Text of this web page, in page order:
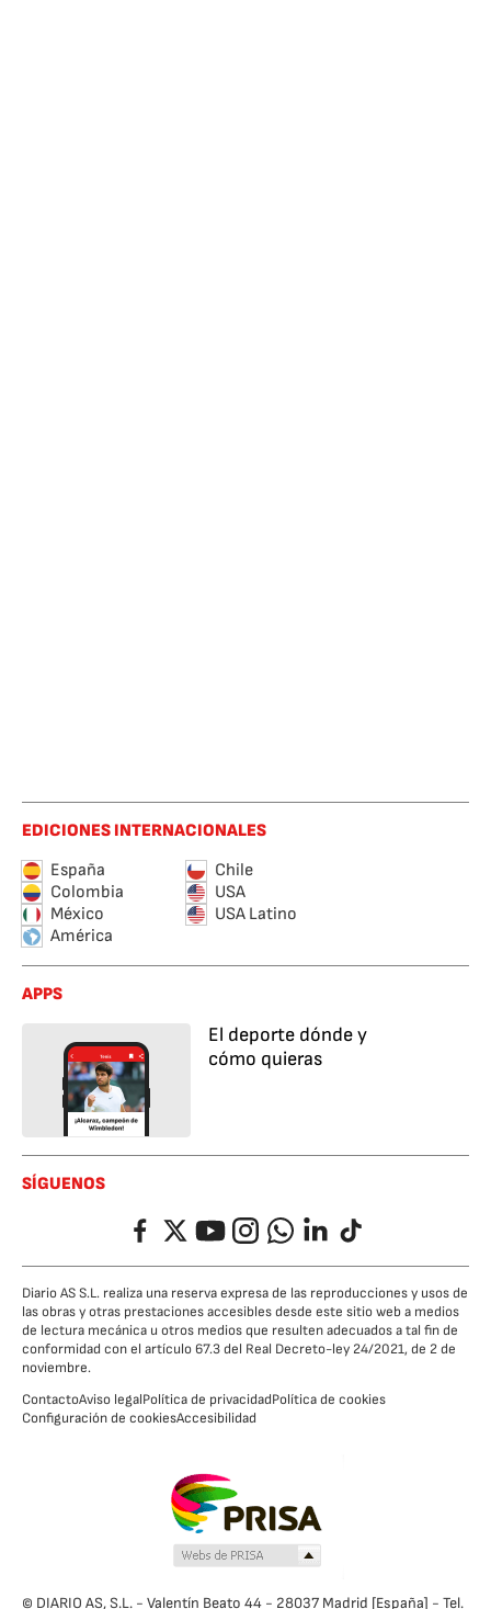
EDICIONES INTERNACIONALES
España
Chile
Colombia
USA
México
USA Latino
América
APPS
El deporte dónde y
cómo quieras
SÍGUENOS
FacebookTwitterYouTubeInstagramWhatsappLinkedIn
TikTok
Diario AS S.L. realiza una reserva expresa de las reproducciones y usos de
las obras y otras prestaciones accesibles desde este sitio web a medios
de lectura mecánica u otros medios que resulten adecuados a tal fin de
conformidad con el artículo 67.3 del Real Decreto-ley 24/2021, de 2 de
noviembre.
ContactoAviso legalPolítica de privacidadPolítica de cookies
Configuración de cookiesAccesibilidad
© DIARIO AS, S.L. - Valentín Beato 44 - 28037 Madrid [España] - Tel.